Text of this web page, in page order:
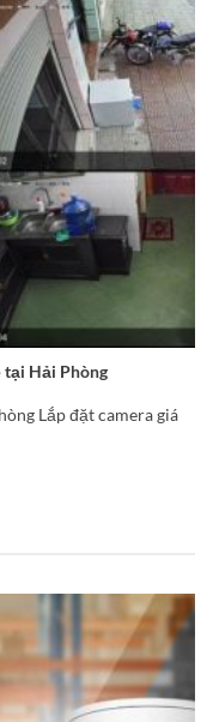
tại Hải Phòng
Lắp đặt camera giá